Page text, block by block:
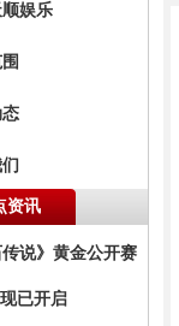
娱乐
资讯
传说》黄金公开赛
已开启